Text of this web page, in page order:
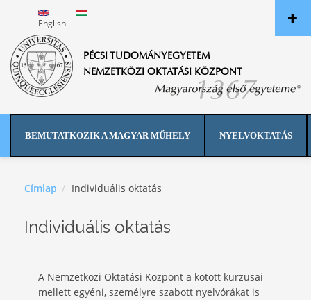
Ugrás a tartalomra
English
PÉCSI TUDOMÁNYEGYETEM
NEMZETKÖZI OKTATÁSI KÖZPONT
BEMUTATKOZIK A MAGYAR MŰHELY NYELVOKTATÁS
Címlap Individuális oktatás
Individuális oktatás
A Nemzetközi Oktatási Központ a kötött kurzusai
mellett egyéni, személyre szabott nyelvórákat is